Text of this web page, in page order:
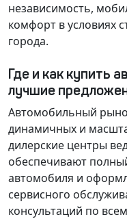
независимость,
комфорт в условиях
города.
Где и как купить
лучшие
Автомобильный
динамичных и
дилерские центры
обеспечивают
автомобиля и
сервисного
консультаций по